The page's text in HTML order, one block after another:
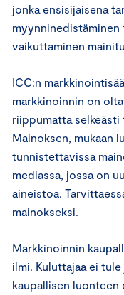
jonka ensisijaisena
vaikuttaminen
ICC:n
markkinoinnin on
riippumatta
Mainoksen, mukaan
tunnistettavissa
mediassa, jossa on
aineistoa.
mainokseksi.
Markkinoinnin
ilmi. Kuluttajaa ei
kaupallisen luonteen